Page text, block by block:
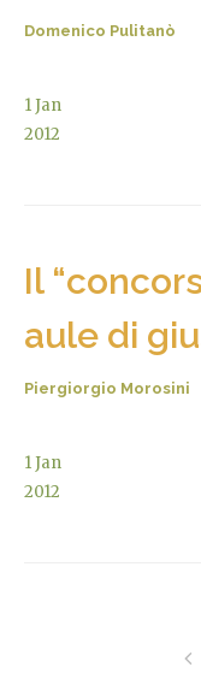
Domenico Pulitanò
1Jan
2012
Il
aule di
Piergiorgio Morosini
1Jan
2012